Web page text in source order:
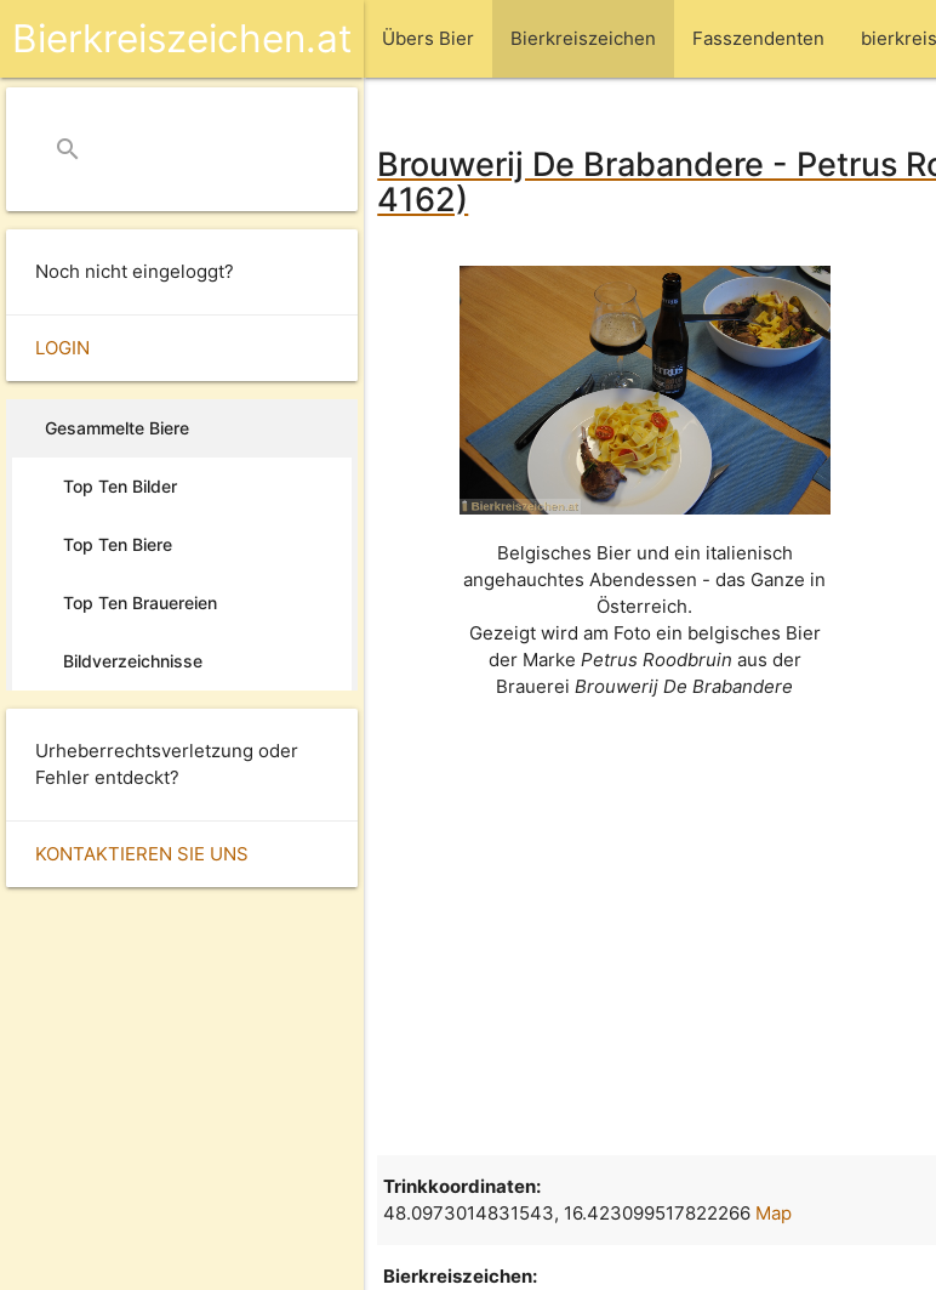
Übers Bier Bierkreiszeichen Fasszendenten
Bierkreiszeichen.at
search
Noch nicht eingeloggt?
LOGIN
Gesammelte Biere
Top Ten Bilder
Top Ten Biere
Top Ten Brauereien
Bildverzeichnisse
Urheberrechtsverletzung oder
Fehler entdeckt?
KONTAKTIEREN SIE UNS
Brouwerij De Brabandere - Petrus
4162)
Belgisches Bier und ein italienisch
angehauchtes Abendessen - das Ganze in
Österreich.
Gezeigt wird am Foto ein belgisches Bier
der Marke Petrus Roodbruin aus der
BrauereiBrouwerij De Brabandere
Trinkkoordinaten:
48.0973014831543, 16.423099517822266 Map
Bierkreiszeichen: